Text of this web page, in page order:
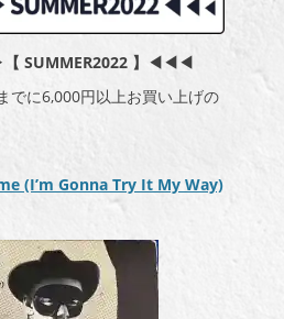
SUMMER2022 】◀︎◀︎◀︎
でに6,000円以上お買い上げの
(I’m Gonna Try It My Way)